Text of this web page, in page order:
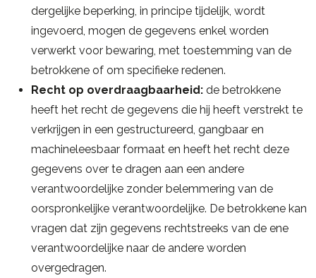
dergelijke beperking, in principe tijdelijk, wordt
ingevoerd, mogen de gegevens enkel worden
verwerkt voor bewaring, met toestemming van de
betrokkene of om specifieke redenen.
Recht op overdraagbaarheid: de betrokkene
heeft het recht de gegevens die hij heeft verstrekt te
verkrijgen in een gestructureerd, gangbaar en
machineleesbaar formaat en heeft het recht deze
gegevens over te dragen aan een andere
verantwoordelijke zonder belemmering van de
oorspronkelijke verantwoordelijke. De betrokkene kan
vragen dat zijn gegevens rechtstreeks van de ene
verantwoordelijke naar de andere worden
overgedragen.